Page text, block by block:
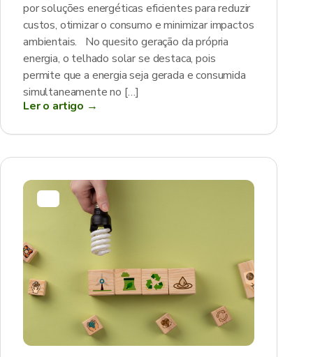
por soluções energéticas eficientes para reduzir
custos, otimizar o consumo e minimizar impactos
ambientais. No quesito geração da própria
energia, o telhado solar se destaca, pois
permite que a energia seja gerada e consumida
simultaneamente no […]
Ler o artigo →